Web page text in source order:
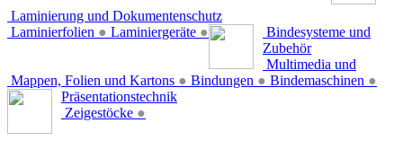
Laminierung und Dokumentenschutz
Laminierfolien ● Laminiergeräte ●
Bindesysteme und
Zubehör
Mappen, Folien und Kartons ● Bindungen ● Bindemaschinen ●
Multimedia und
Präsentationstechnik
Zeigestöcke ●